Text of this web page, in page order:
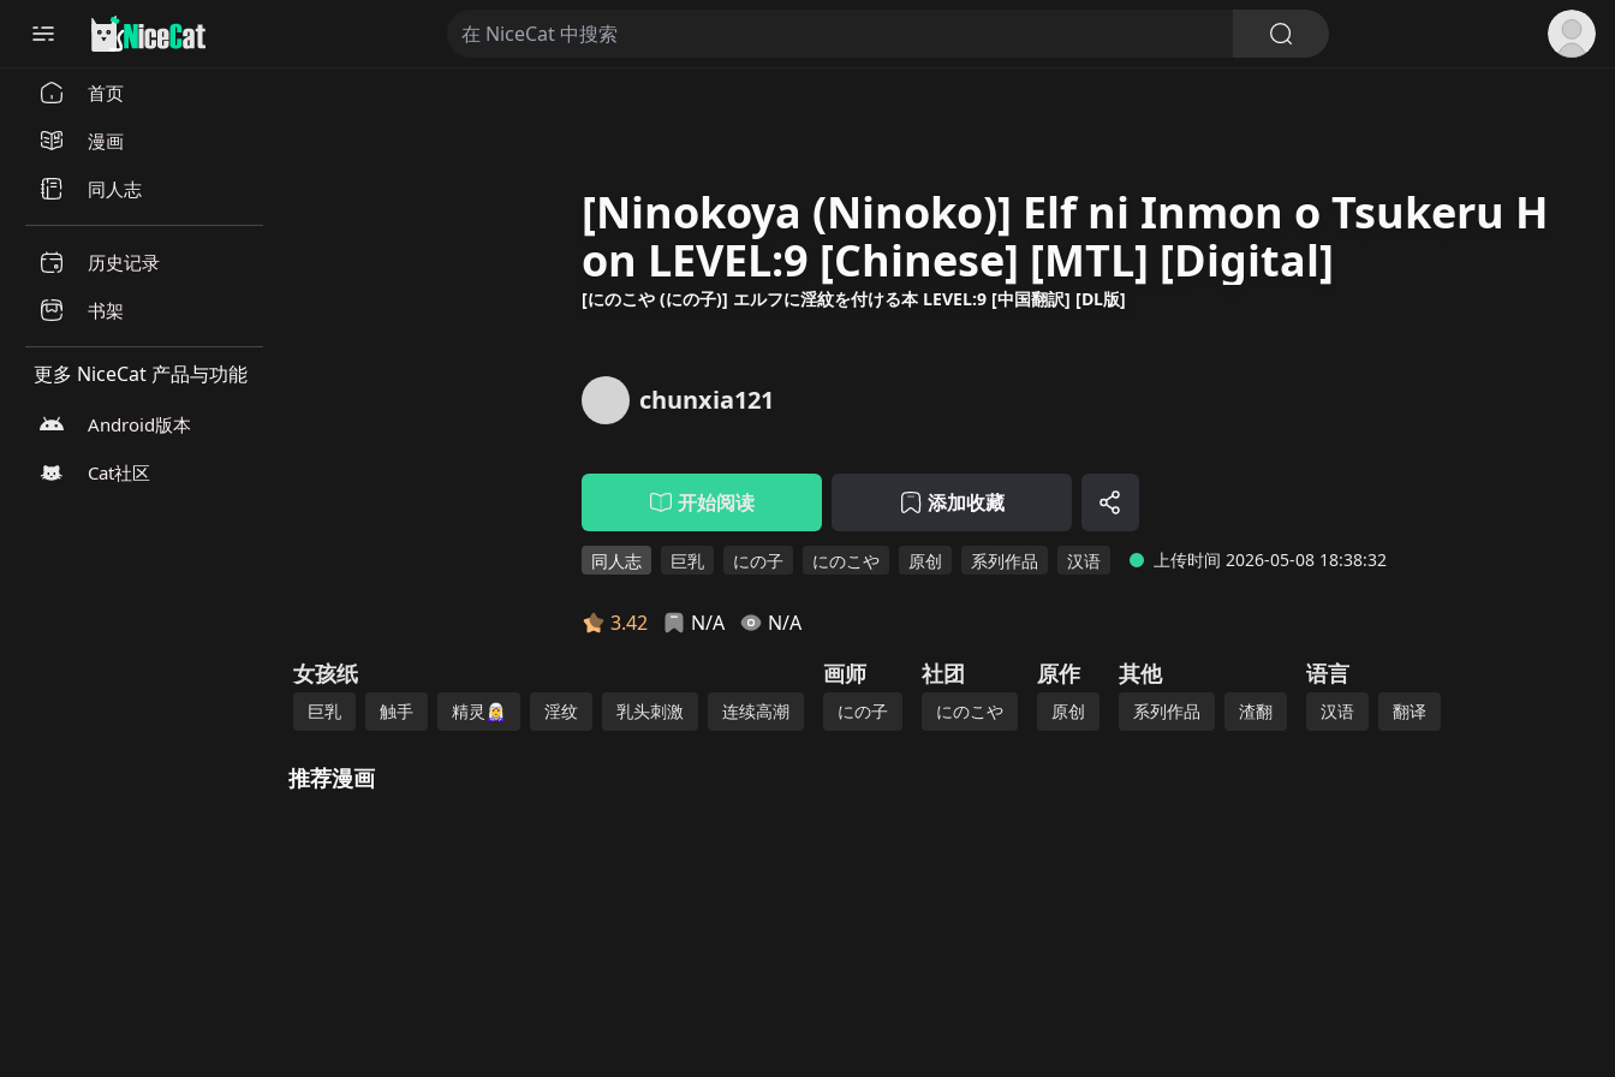
首页
漫画
同人志
历史记录
书架
更多 NiceCat 产品与功能
Android版本
Cat社区
[Ninokoya (Ninoko)] Elf ni Inmon o Tsukeru H
on LEVEL:9 [Chinese] [MTL] [Digital]
[にのこや (にの子)] エルフに淫紋を付ける本 LEVEL:9 [中国翻訳] [DL版]
chunxia121
开始阅读 添加收藏
同人志 巨乳 にの子 にのこや 原创 系列作品 汉语 上传时间 2026-05-08 18:38:32
3.42 N/A N/A
女孩纸
巨乳 触手 精灵🧝‍♀️ 淫纹 乳头刺激 连续高潮
画师
にの子
社团
にのこや
原作
原创
其他
系列作品 渣翻
语言
汉语 翻译
推荐漫画